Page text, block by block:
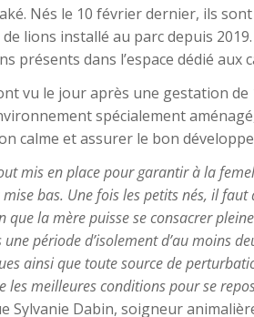
Nés le 10 février dernier, ils
lions installé au parc depuis
présents dans l’espace dédié aux
vu le jour après une gestation de
spécialement
calme et assurer le bon
mis en place pour garantir à la
bas. Une fois les petits nés, il
la mère puisse se consacrer
période d’isolement d’au moins
ainsi que toute source de
les meilleures conditions pour se
Sylvanie Dabin, soigneur